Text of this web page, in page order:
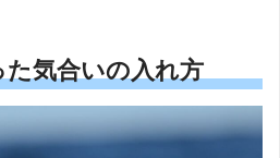
気合いの入れ方